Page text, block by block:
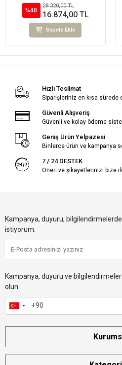
%40
28.320,00 TL
16.874,00 TL
Sepete Ekle
Hızlı Teslimat
Siparişleriniz en kısa sürede
Güvenli Alışveriş
Güvenli ve kolay ödeme
Geniş Ürün Yelpazesi
Binlerce ürün ve kampanya
7 / 24 DESTEK
Öneri ve şikayetlerinizi bize
Kampanya, duyuru,
istiyorum.
Kampanya, duyuru ve
olun.